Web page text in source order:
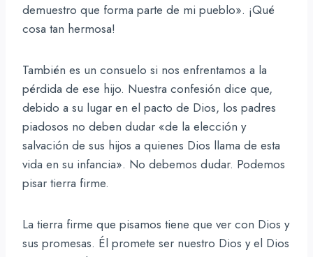
demuestro que forma parte de mi pueblo». ¡Qué
cosa tan hermosa!
También es un consuelo si nos enfrentamos a la
pérdida de ese hijo. Nuestra confesión dice que,
debido a su lugar en el pacto de Dios, los padres
piadosos no deben dudar «de la elección y
salvación de sus hijos a quienes Dios llama de esta
vida en su infancia». No debemos dudar. Podemos
pisar tierra firme.
La tierra firme que pisamos tiene que ver con Dios y
sus promesas. Él promete ser nuestro Dios y el Dios